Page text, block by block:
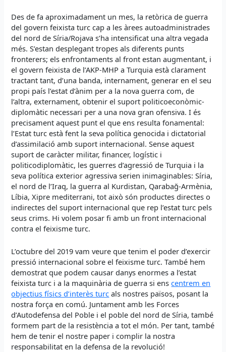
Des de fa aproximadament un mes, la retòrica de guerra
del govern feixista turc cap a les àrees autoadministrades
del nord de Síria/Rojava s’ha intensificat una altra vegada
més. S’estan desplegant tropes als diferents punts
fronterers; els enfrontaments al front estan augmentant, i
el govern feixista de l’AKP-MHP a Turquia està clarament
tractant tant, d’una banda, internament, generar en el seu
propi país l’estat d’ànim per a la nova guerra com, de
l’altra, externament, obtenir el suport politicoeconòmic-
diplomàtic necessari per a una nova gran ofensiva. I és
precisament aquest punt el que ens resulta fonamental:
l’Estat turc està fent la seva política genocida i dictatorial
d’assimilació amb suport internacional. Sense aquest
suport de caràcter militar, financer, logístic i
politicodiplomàtic, les guerres d’agressió de Turquia i la
seva política exterior agressiva serien inimaginables: Síria,
el nord de l’Iraq, la guerra al Kurdistan, Qarabağ-Armènia,
Líbia, Xipre mediterrani, tot això són productes directes o
indirectes del suport internacional que rep l’estat turc pels
seus crims. Hi volem posar fi amb un front internacional
contra el feixisme turc.
L’octubre del 2019 vam veure que tenim el poder d’exercir
pressió internacional sobre el feixisme turc. També hem
demostrat que podem causar danys enormes a l’estat
feixista turc i a la maquinària de guerra si enscentrem en
objectius físics d’interès turc als nostres països, posant la
nostra força en comú. Juntament amb les Forces
d’Autodefensa del Poble i el poble del nord de Síria, també
formem part de la resistència a tot el món. Per tant, també
hem de tenir el nostre paper i complir la nostra
responsabilitat en la defensa de la revolució!